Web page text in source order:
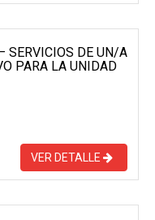
SERVICIOS DE UN/A
PARA LA UNIDAD
VER DETALLE